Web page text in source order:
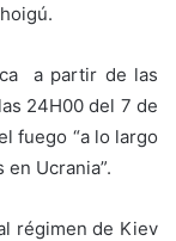
a partir de las
24H00 del 7 de
fuego “a lo largo
Ucrania”.
régimen de Kiev